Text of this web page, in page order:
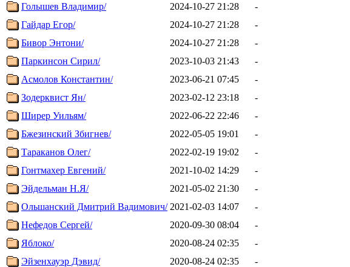
Голышев Владимир/
2024-10-27 21:28
-
Гайдар Егор/
2024-10-27 21:28
-
Бивор Энтони/
2024-10-27 21:28
-
Паркинсон Сирил/
2023-10-03 21:43
-
Асмолов Константин/
2023-06-21 07:45
-
Зодерквист Ян/
2023-02-12 23:18
-
Ширер Уильям/
2022-06-22 22:46
-
Бжезинский Збигнев/
2022-05-05 19:01
-
Тараканов Олег/
2022-02-19 19:02
-
Гонтмахер Евгений/
2021-10-02 14:29
-
Эйдельман Н.Я/
2021-05-02 21:30
-
Ольшанский Дмитрий Вадимович/ 2021-02-03 14:07
-
Нефедов Сергей/
2020-09-30 08:04
-
Яблоко/
2020-08-24 02:35
-
Эйзенхауэр Дэвид/
2020-08-24 02:35
-